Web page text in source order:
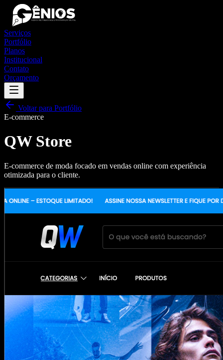
Serviços
Portfólio
Planos
Institucional
Contato
Orçamento
Voltar para Portfólio
E-commerce
QW Store
E-commerce de moda focado em vendas online com experiência
otimizada para o cliente.